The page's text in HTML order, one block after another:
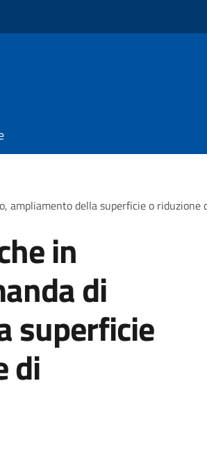
ampliamento della superficie o riduzione
in
di
superficie
di